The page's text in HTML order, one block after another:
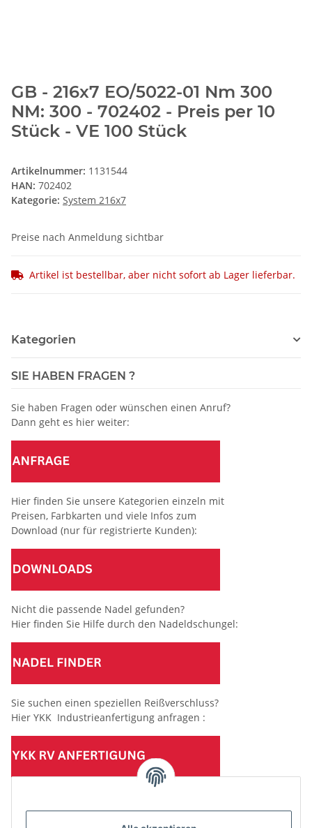
GB - 216x7 EO/5022-01 Nm 300
NM: 300 - 702402 - Preis per 10
Stück - VE 100 Stück
Artikelnummer: 1131544
HAN: 702402
Kategorie: System 216x7
Preise nach Anmeldung sichtbar
Artikel ist bestellbar, aber nicht sofort ab Lager lieferbar.
Kategorien
SIE HABEN FRAGEN ?
Sie haben Fragen oder wünschen einen Anruf?
Dann geht es hier weiter:
Hier finden Sie unsere Kategorien einzeln mit
Preisen, Farbkarten und viele Infos zum
Download (nur für registrierte Kunden):
Nicht die passende Nadel gefunden?
Hier finden Sie Hilfe durch den Nadeldschungel:
Sie suchen einen speziellen Reißverschluss?
Hier YKK Industrieanfertigung anfragen :
(Mindesttabnahmemenge 10 Stück je Länge und Farbe)